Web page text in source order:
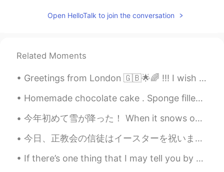
私だったら鉄は熱いうちに
2020.11.16 09:52
このフレーズいいねーー！😄👍✨
Yuki P 2020.11.16 09:06
JP EN
Open HelloTalk to join the conversation
Related Moments
Greetings from London 🇬🇧🌟🌈 !!! I wish you a beautiful , wonderful and an awesome day everyone , h...
Homemade chocolate cake . Sponge filled and topped with an indulgent chocolate fudge frosting an...
今年初めて雪が降った！ When it snows on Christmas Day, we call it a ‘white Christmas.’ It’s considered spec...
今日、正教会の信徒はイースターを祝います☦️クリーチという特別な甘いパンを作りました。クリーチの飾りは一番面白い部分です😋人は正教会のイースターが好きです✨この日の後、天気が良くなると人は信じて...
If there’s one thing that I may tell you by Erin Hanson. Part 2 of 2. Dreams sit on the mantelp...